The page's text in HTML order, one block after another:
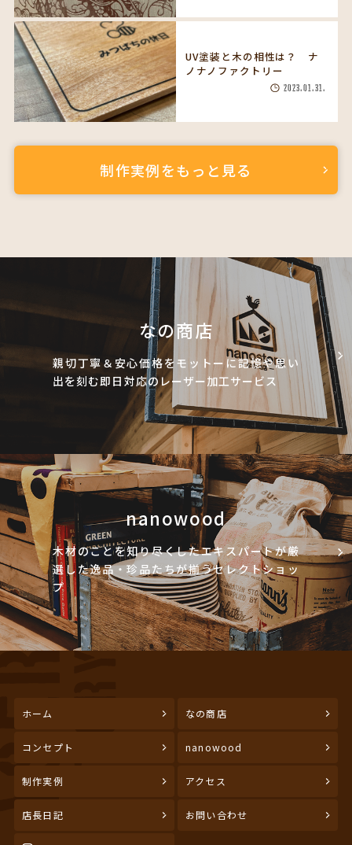
UV塗装と木の相性は？ ナ
ノナノファクトリー
2023.01.31.
制作実例をもっと見る
なの商店
親切丁寧＆安心価格をモットーに記憶や思い
出を刻む即日対応のレーザー加工サービス
nanowood
木材のことを知り尽くしたエキスパートが厳
選した逸品・珍品たちが揃うセレクトショッ
プ
ホーム
コンセプト
制作実例
店長日記
なの商店
nanowood
アクセス
お問い合わせ